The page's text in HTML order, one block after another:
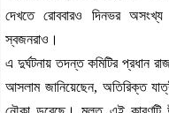
দেখতে রোববারও দিনভর অসংখ্য
স্বজনরাও।
এ দুর্ঘটনায় তদন্ত কমিটির প্রধান
আসলাম জানিয়েছেন, অতিরিক্ত